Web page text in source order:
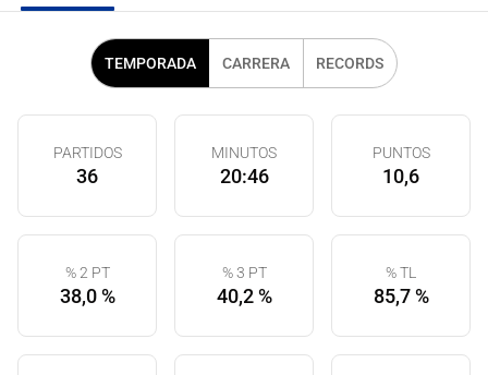
TEMPORADA CARRERA RECORDS
PARTIDOS
36
MINUTOS
20:46
PUNTOS
10,6
% 2 PT
38,0 %
% 3 PT
40,2 %
% TL
85,7 %